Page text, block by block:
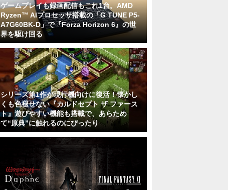
ゲームプレイも録画配信もこれ1台。AMD
Ryzen™ AIプロセッサ搭載の「G TUNE P5-
A7G60BK-D」で『Forza Horizon 6』の世
界を駆け回る
シリーズ第1作が現行機向けに復活！懐かし
くも色褪せない『カルドセプト ザ ファース
ト』遊びやすい機能も搭載で、あらため
て“原典”に触れるのにぴったり